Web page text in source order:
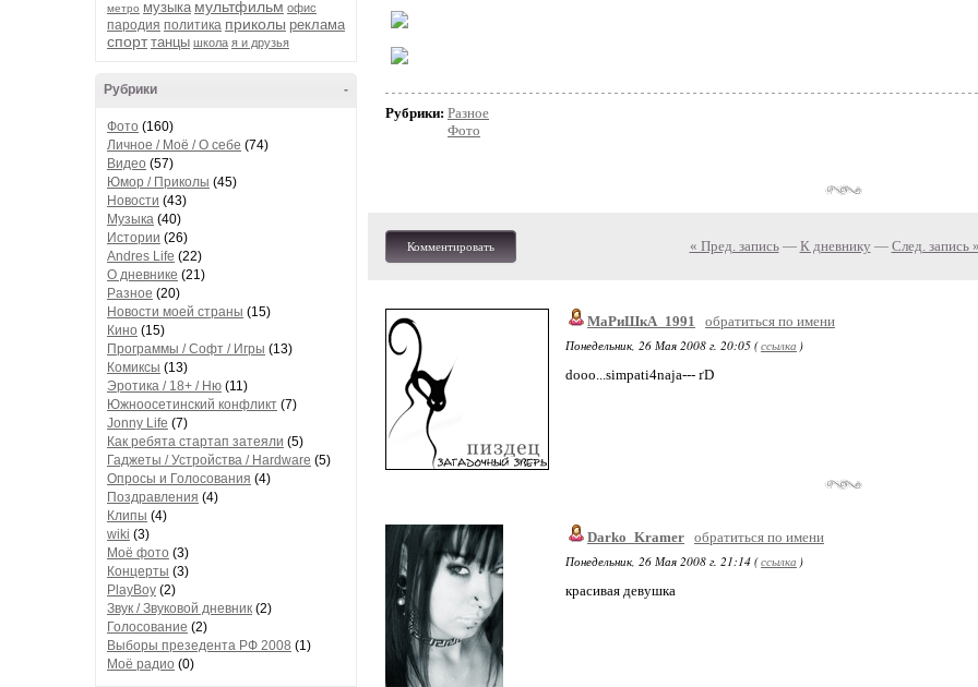
метро музыка мультфильм офис
пародия политика приколы реклама
спорт танцы школа я и друзья
-
Рубрики
Фото (160)
Личное / Моё / О себе (74)
Видео (57)
Юмор / Приколы (45)
Новости (43)
Музыка (40)
Истории (26)
Andres Life (22)
О дневнике (21)
Разное (20)
Новости моей страны (15)
Кино (15)
Программы / Софт / Игры (13)
Комиксы (13)
Эротика / 18+ / Ню (11)
Южноосетинский конфликт (7)
Jonny Life (7)
Как ребята стартап затеяли (5)
Гаджеты / Устройства / Hardware (5)
Опросы и Голосования (4)
Поздравления (4)
Клипы (4)
wiki (3)
Моё фото (3)
Концерты (3)
PlayBoy (2)
Звук / Звуковой дневник (2)
Голосование (2)
Выборы презедента РФ 2008 (1)
Моё радио (0)
Рубрики: Разное
Фото
Комментировать « Пред. запись— К дневнику — След. запись »
МаРиШкА_1991
обратиться по имени
Понедельник, 26 Мая 2008 г. 20:05 (ссылка )
dooo...simpati4naja--- ґD
Darko_Kramer обратиться по имени
Понедельник, 26 Мая 2008 г. 21:14 (ссылка )
красивая девушка